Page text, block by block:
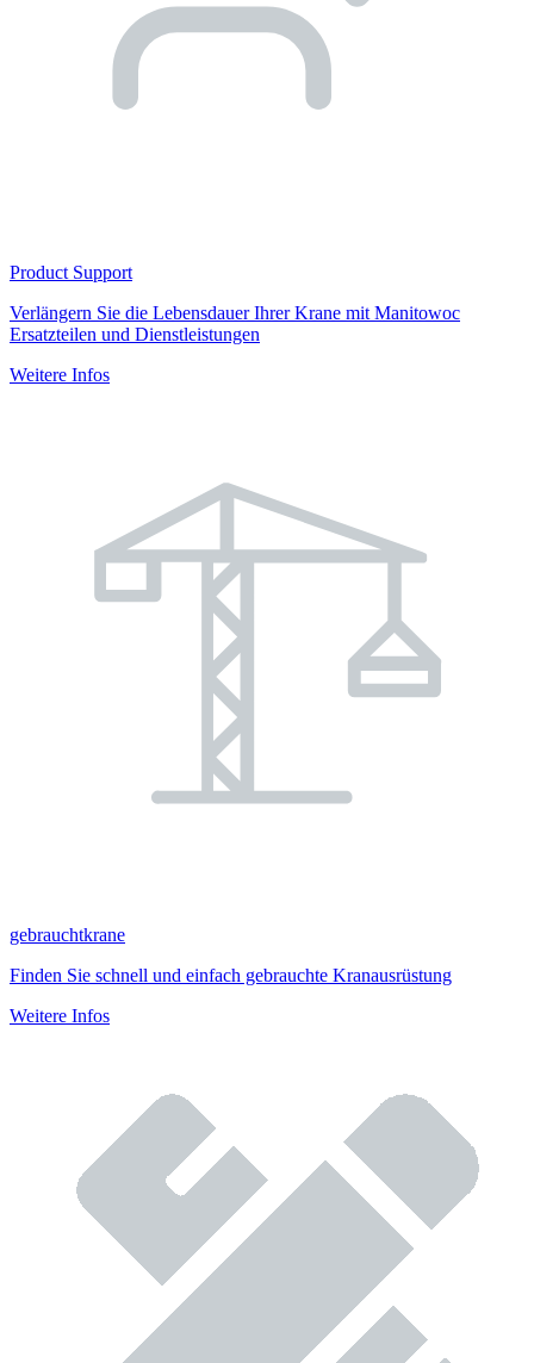
Product Support
Verlängern Sie die Lebensdauer Ihrer Krane mit Manitowoc
Ersatzteilen und Dienstleistungen
Weitere Infos
gebrauchtkrane
Finden Sie schnell und einfach gebrauchte Kranausrüstung
Weitere Infos